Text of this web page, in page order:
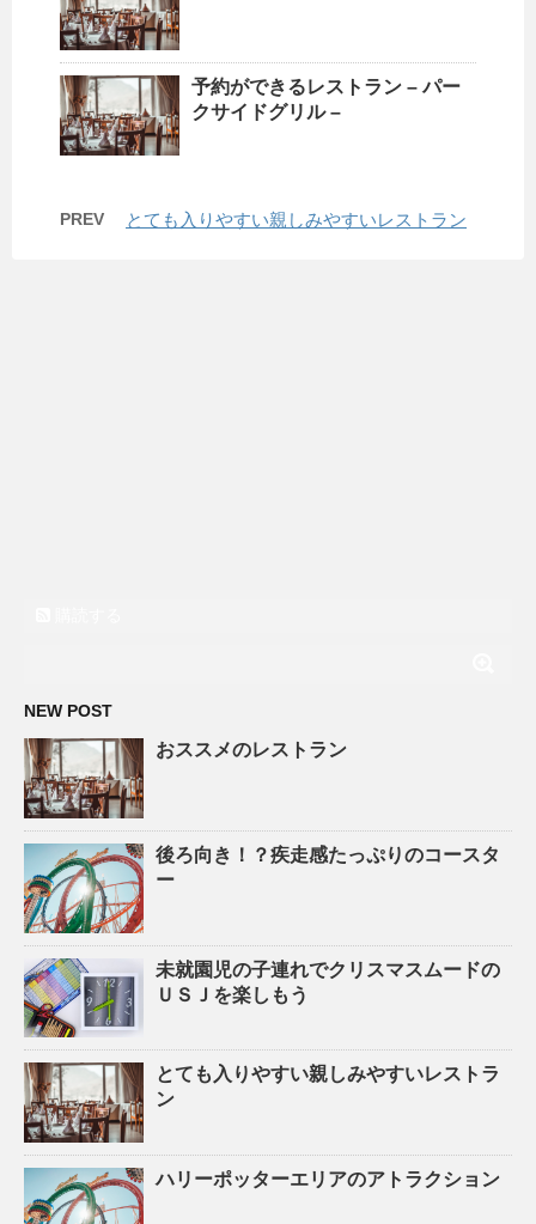
予約ができるレストラン – パー
クサイドグリル –
PREV とても入りやすい親しみやすいレストラン
NEW POST
おススメのレストラン
後ろ向き！？疾走感たっぷりのコースタ
ー
未就園児の子連れでクリスマスムードの
ＵＳＪを楽しもう
とても入りやすい親しみやすいレストラ
ン
ハリーポッターエリアのアトラクション